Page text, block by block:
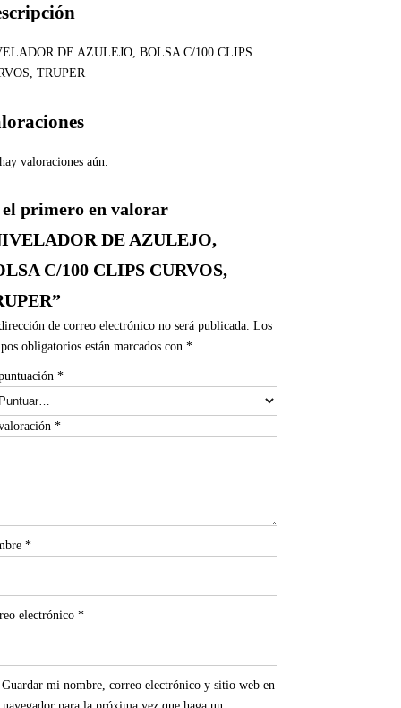
DE AZULEJO, BOLSA C/100 CLIPS
TRUPER
valoraciones aún.
el primero en valorar
DE AZULEJO,
C/100 CLIPS CURVOS,
de correo electrónico no será publicada. Los
obligatorios están marcados con *
*
*
*
electrónico *
Guardar mi nombre, correo electrónico y sitio web en